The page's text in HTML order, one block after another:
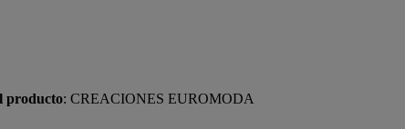
producto: CREACIONES EUROMODA